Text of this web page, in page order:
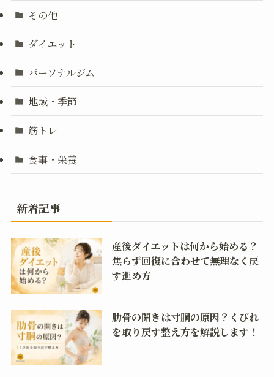
その他
ダイエット
パーソナルジム
地域・季節
筋トレ
食事・栄養
新着記事
産後ダイエットは何から始める？
焦らず回復に合わせて無理なく戻
す進め方
肋骨の開きは寸胴の原因？くびれ
を取り戻す整え方を解説します！